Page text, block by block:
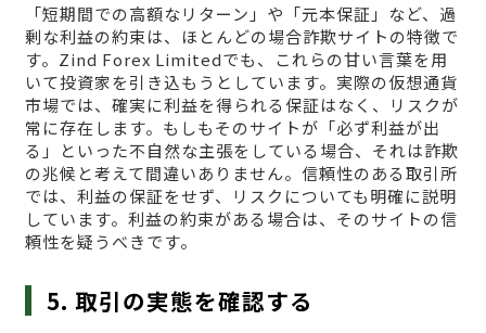
「短期間での高額なリターン」や「元本保証」など、過
剰な利益の約束は、ほとんどの場合詐欺サイトの特徴で
す。Zind Forex Limitedでも、これらの甘い言葉を用
いて投資家を引き込もうとしています。実際の仮想通貨
市場では、確実に利益を得られる保証はなく、リスクが
常に存在します。もしもそのサイトが「必ず利益が出
る」といった不自然な主張をしている場合、それは詐欺
の兆候と考えて間違いありません。信頼性のある取引所
では、利益の保証をせず、リスクについても明確に説明
しています。利益の約束がある場合は、そのサイトの信
頼性を疑うべきです。
5. 取引の実態を確認する